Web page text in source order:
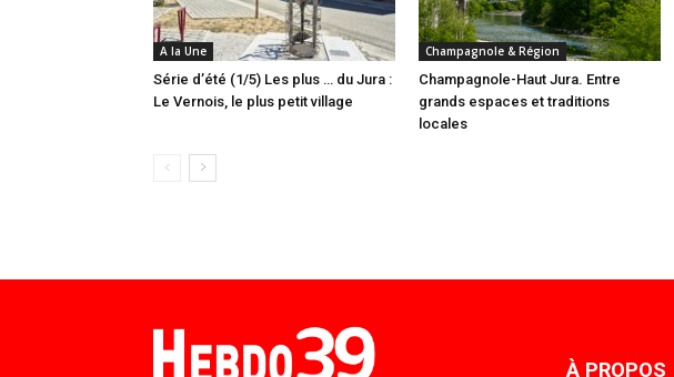
A la Une
Série d’été (1/5) Les plus … du Jura :
Le Vernois, le plus petit village
Champagnole & Région
Champagnole-Haut Jura. Entre
grands espaces et traditions
locales